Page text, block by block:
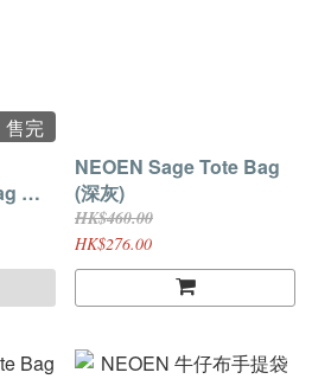
售完
輕
NEOEN Sage Tote Bag
(深灰)
HK$460.00
HK$276.00